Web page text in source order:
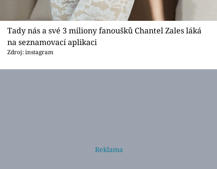
Tady nás a své 3 miliony fanoušků Chantel Zales láká
na seznamovací aplikaci
Zdroj: instagram